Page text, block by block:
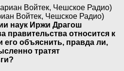
Войтек, Чешское Радио)
наук Иржи Драгош
правительства относится к
объяснить, правда ли,
тратят